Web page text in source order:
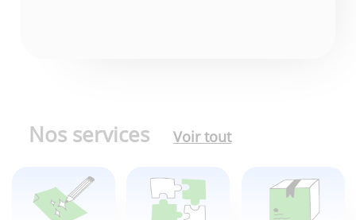
Nos services Voir tout